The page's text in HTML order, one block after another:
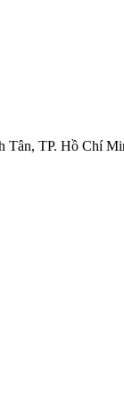
Tân, TP. Hồ Chí